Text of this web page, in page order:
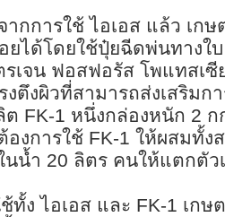
ากการใช้ ไอเอส แล้ว เก
ยได้โดยใช้ปุ๋ยฉีดพ่นทางใ
รเจน ฟอสฟอรัส โพแทสเ
งตึงผิวที่สามารถส่งเสริมก
ต FK-1 หนึ่งกล่องหนัก 2 ก
องการใช้ FK-1 ให้ผสมทั้ง
นน้ำ 20 ลิตร คนให้แตกตั
ช้ทั้ง ไอเอส และ FK-1 เก